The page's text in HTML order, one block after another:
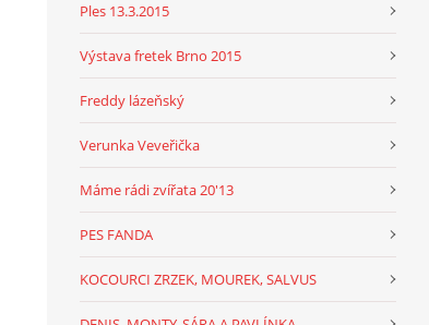
Ples 13.3.2015
Výstava fretek Brno 2015
Freddy lázeňský
Verunka Veveřička
Máme rádi zvířata 20'13
PES FANDA
KOCOURCI ZRZEK, MOUREK, SALVUS